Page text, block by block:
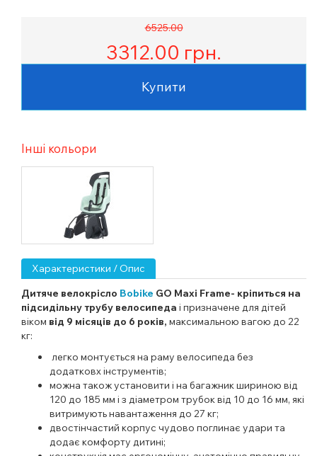
6525.00
3312.00 грн.
Купити
Інші кольори
Характеристики / Опис
Дитяче велокрісло Bobike GO Maxi Frame- кріпиться на
підсидільну трубу велосипеда і призначене для дітей
віком від 9 місяців до 6 років, максимальною вагою до 22
кг:
легко монтується на раму велосипеда без
додатковх інструментів;
можна також установити і на багажник шириною від
120 до 185 мм і з діаметром трубок від 10 до 16 мм, які
витримують навантаження до 27 кг;
двостінчастий корпус чудово поглинає удари та
додає комфорту дитині;